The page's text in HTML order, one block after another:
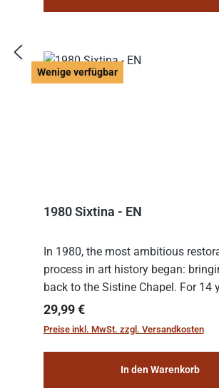
Wenige verfügbar
1980 Sixtina - EN
In 1980, the most ambitious
process in art history began:
back to the Sistine Chapel. For 14
team of experts from the Vatican
the meticulous job of cleaning and
Regulärer Preis:
29,99 €
Preise inkl. MwSt. zzgl. Versandkosten
In den Warenkorb